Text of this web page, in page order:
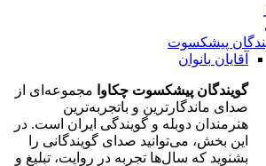
پیشکسوت
آقایان بانوان
گویندگان پیشکسوت چکاوا مجموعه‌ای از
صدای ماندگارترین و باتجربه‌ترین
هنرمندان دوبله و گویندگی ایران است. در
این بخش، می‌توانید صدای گویندگانی را
بشنوید که سال‌ها تجربه در روایت، تبلیغ و